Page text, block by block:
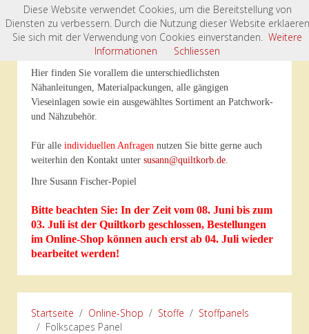
Willkommen im „Quiltkorb“- Onlineshop
Hier finden Sie vorallem die unterschiedlichsten
Nähanleitungen, Materialpackungen, alle gängigen
Vieseinlagen sowie ein ausgewähltes Sortiment an Patchwork-
und Nähzubehör.
Für alle individuellen Anfragen nutzen Sie bitte gerne auch
weiterhin den Kontakt unter susann@quiltkorb.de.
Ihre Susann Fischer-Popiel
Bitte beachten Sie: In der Zeit vom 08. Juni bis zum
03. Juli ist der Quiltkorb geschlossen, Bestellungen
im Online-Shop können auch erst ab 04. Juli wieder
bearbeitet werden!
Startseite Online-Shop Stoffe
Stoffpanels
Folkscapes Panel
Diese Website verwendet Cookies, um die Bereitstellung von
Diensten zu verbessern. Durch die Nutzung dieser Website erklaeren
Sie sich mit der Verwendung von Cookies einverstanden. Weitere
Informationen
Schliessen